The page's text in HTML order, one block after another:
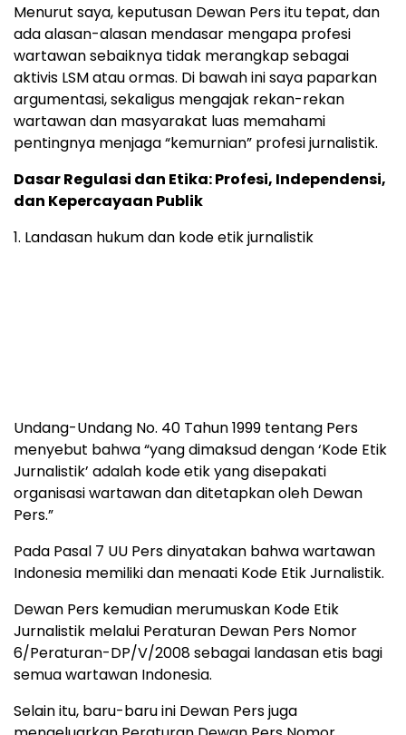
Menurut saya, keputusan Dewan Pers itu tepat, dan
ada alasan-alasan mendasar mengapa profesi
wartawan sebaiknya tidak merangkap sebagai
aktivis LSM atau ormas. Di bawah ini saya paparkan
argumentasi, sekaligus mengajak rekan-rekan
wartawan dan masyarakat luas memahami
pentingnya menjaga “kemurnian” profesi jurnalistik.
Dasar Regulasi dan Etika: Profesi, Independensi,
dan Kepercayaan Publik
1. Landasan hukum dan kode etik jurnalistik
Undang-Undang No. 40 Tahun 1999 tentang Pers
menyebut bahwa “yang dimaksud dengan ‘Kode Etik
Jurnalistik’ adalah kode etik yang disepakati
organisasi wartawan dan ditetapkan oleh Dewan
Pers.”
Pada Pasal 7 UU Pers dinyatakan bahwa wartawan
Indonesia memiliki dan menaati Kode Etik Jurnalistik.
Dewan Pers kemudian merumuskan Kode Etik
Jurnalistik melalui Peraturan Dewan Pers Nomor
6/Peraturan-DP/V/2008 sebagai landasan etis bagi
semua wartawan Indonesia.
Selain itu, baru-baru ini Dewan Pers juga